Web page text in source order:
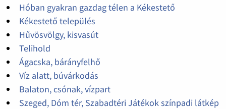
Hóban gyakran gazdag télen a Kékestető
Kékestető település
Hűvösvölgy, kisvasút
Telihold
Ágacska, bárányfelhő
Víz alatt, búvárkodás
Balaton, csónak, vízpart
Szeged, Dóm tér, Szabadtéri Játékok színpadi látkép